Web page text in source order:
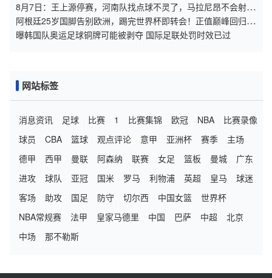
8月7日：王上源停赛，河南队找点球不灵了，马拉尼昂不会射
门，郑智剑指亚冠名额
阿根廷25岁国脚告别欧洲，踢完世界杯即转会！正值巅峰回归阿
超
曝韩国队奥运足球铜牌可能被剥夺 国际足联处罚时效已过
网站标签
消息资讯 足球 比赛 1 比赛集锦 欧冠 NBA
比赛录像
球员
CBA 篮球 观点评论 意甲 亚洲杯 赛季
主场
德甲
西甲 曼联 阿森纳 联赛 女足 篮板 曼城
广东
进攻
球队 亚冠 国米 罗马 利物浦 英超 皇马
球迷
客场
助攻 国足 防守 切尔西 中国女篮
世界杯
NBA常规赛
法甲 皇家马德里 中国 巴萨 中超
北京
中场
那不勒斯